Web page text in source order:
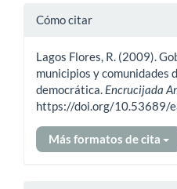
Detalles
artículo
Cómo citar
Lagos Flores, R. (2009).
municipios y comunidades
democrática. Encrucijada
https://doi.org/10.53689/
Más formatos de cita